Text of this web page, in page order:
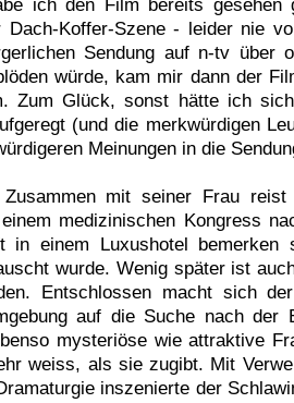
ich den Film bereits gesehen
Koffer-Szene - leider nie
Sendung auf n-tv über
würde, kam mir dann der
Zum Glück, sonst hätte ich
(und die merkwürdigen
Meinungen in die
mit seiner Frau reist
medizinischen Kongress
in einem Luxushotel
wurde. Wenig später ist
Entschlossen macht sich
auf die Suche nach der
mysteriöse wie attraktive
weiss, als sie zugibt. Mit
inszenierte der